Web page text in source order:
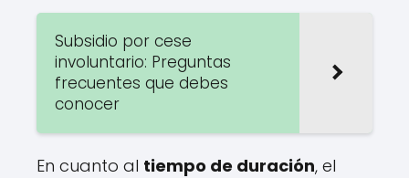
Subsidio por cese
involuntario: Preguntas
frecuentes que debes
conocer
En cuanto al tiempo de duración, el